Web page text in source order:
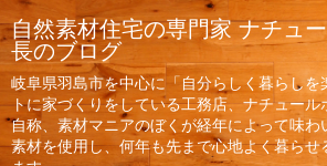
自然素材住宅の専門家 ナチュ
長のブログ
岐阜県羽島市を中心に「自分らしく暮らしを
トに家づくりをしている工務店、ナチュール